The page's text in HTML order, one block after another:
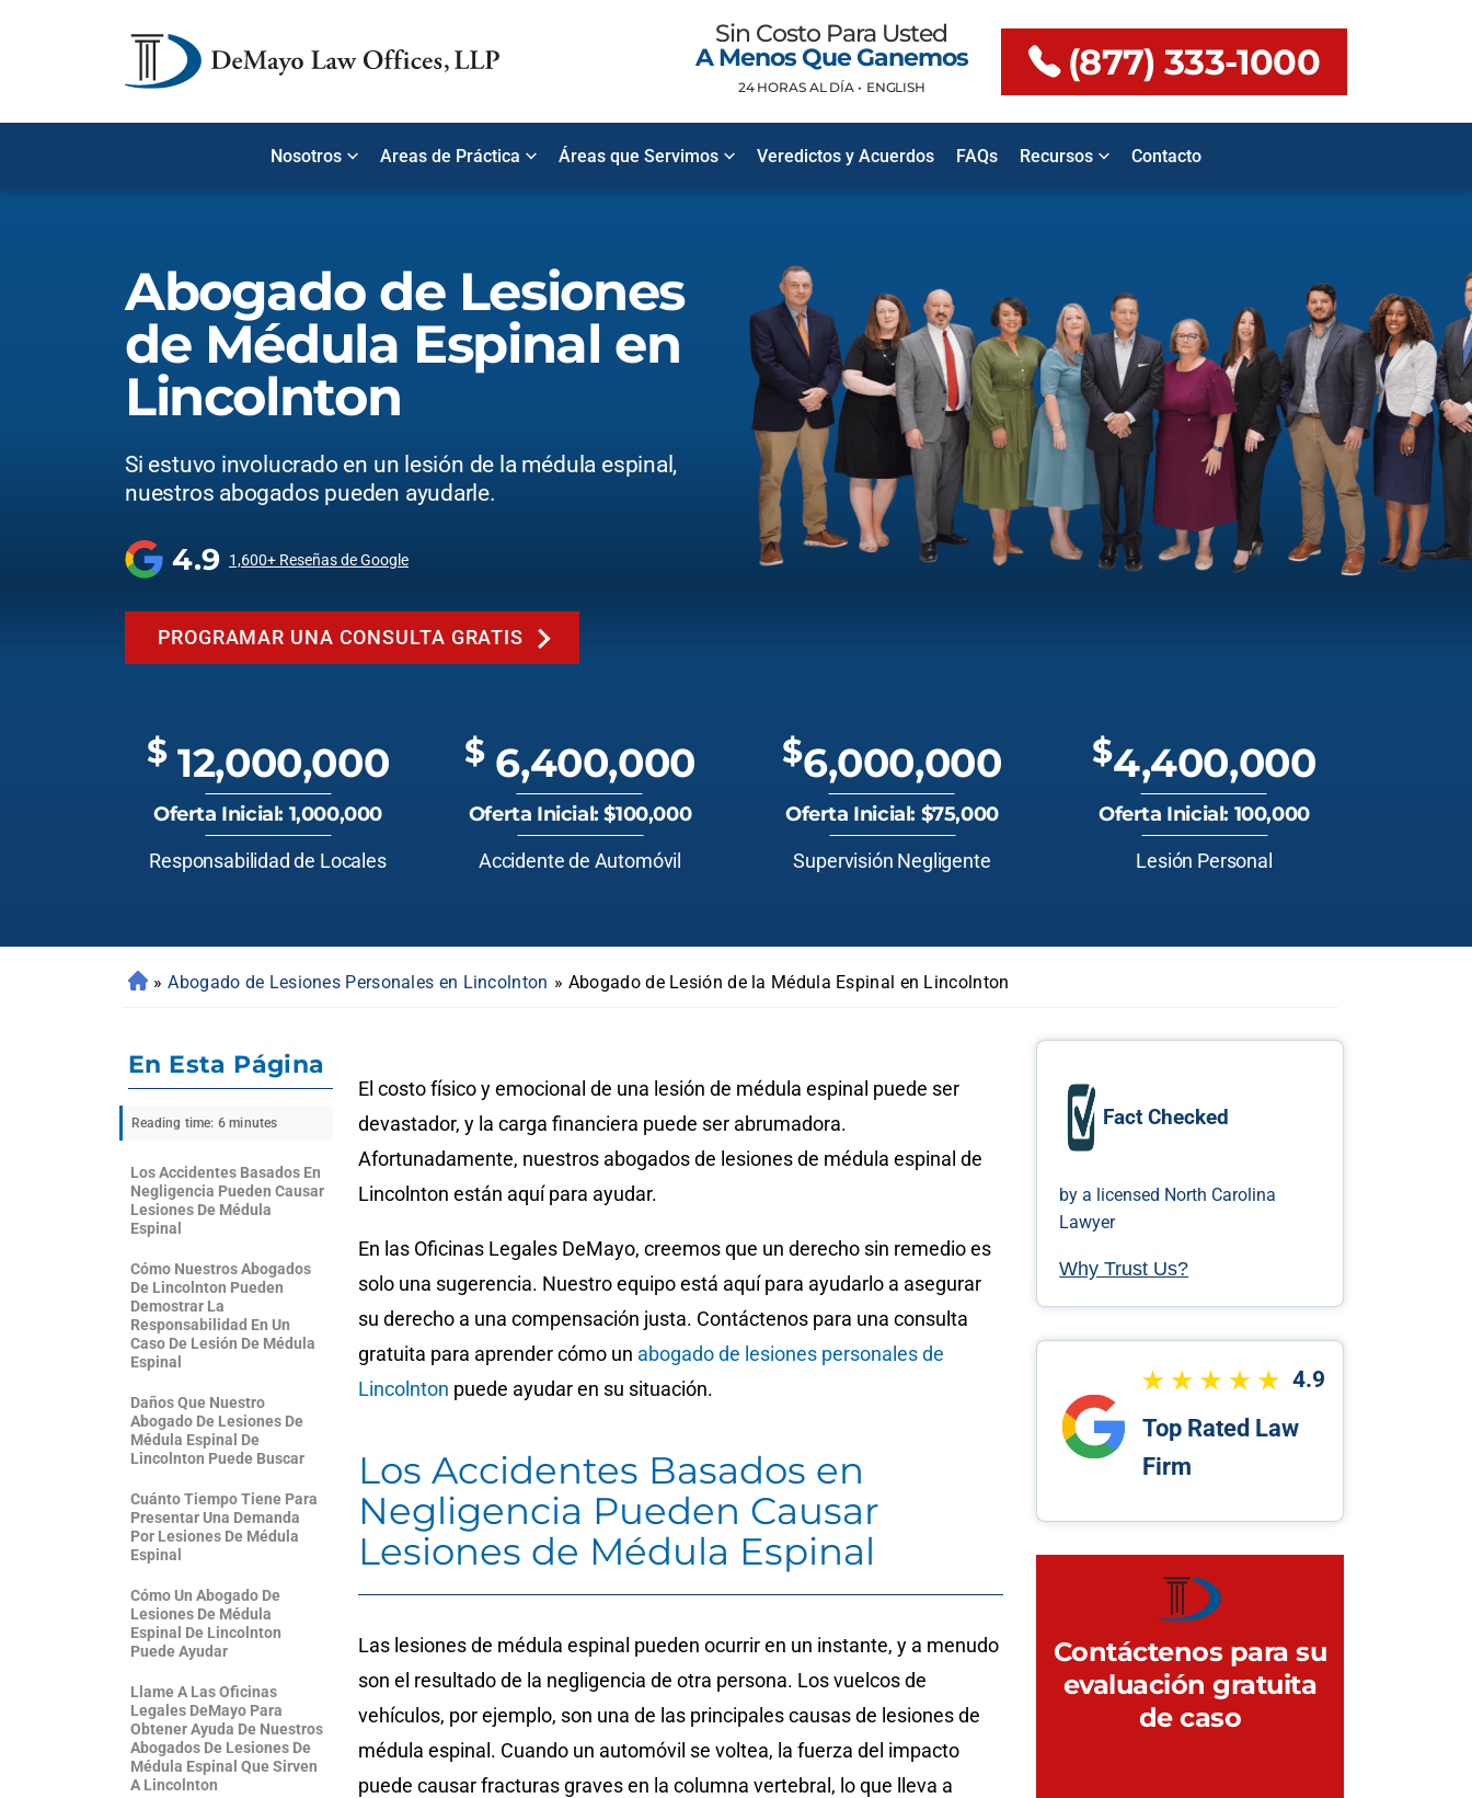
Sin Costo Para Usted
A Menos Que Ganemos
24 HORAS AL DÍA • ENGLISH
(877) 333-1000
Nosotros Areas de Práctica Áreas que Servimos Veredictos y Acuerdos FAQs Recursos Contacto
Abogado de Lesiones
de Médula Espinal en
Lincolnton
Si estuvo involucrado en un lesión de la médula espinal,
nuestros abogados pueden ayudarle.
4.9 1,600+ Reseñas de Google
PROGRAMAR UNA CONSULTA GRATIS
$12,000,000
Oferta Inicial: 1,000,000
Responsabilidad de Locales
$6,400,000
Oferta Inicial: $100,000
Accidente de Automóvil
$6,000,000
Oferta Inicial: $75,000
Supervisión Negligente
$4,400,000
Oferta Inicial: 100,000
Lesión Personal
» Abogado de Lesiones Personales en Lincolnton » Abogado de Lesión de la Médula Espinal en Lincolnton
En Esta Página
Reading time: 6 minutes
Los Accidentes Basados ​​en
Negligencia Pueden Causar
Lesiones De Médula
Espinal
Cómo Nuestros Abogados
De Lincolnton Pueden
Demostrar La
Responsabilidad En Un
Caso De Lesión De Médula
Espinal
Daños Que Nuestro
Abogado De Lesiones De
Médula Espinal De
Lincolnton Puede Buscar
Cuánto Tiempo Tiene Para
Presentar Una Demanda
Por Lesiones De Médula
Espinal
Cómo Un Abogado De
Lesiones De Médula
Espinal De Lincolnton
Puede Ayudar
Llame A Las Oficinas
Legales DeMayo Para
Obtener Ayuda De Nuestros
Abogados De Lesiones De
Médula Espinal Que Sirven
A Lincolnton
El costo físico y emocional de una lesión de médula espinal puede ser
devastador, y la carga financiera puede ser abrumadora.
Afortunadamente, nuestros abogados de lesiones de médula espinal de
Lincolnton están aquí para ayudar.
En las Oficinas Legales DeMayo, creemos que un derecho sin remedio es
solo una sugerencia. Nuestro equipo está aquí para ayudarlo a asegurar
su derecho a una compensación justa. Contáctenos para una consulta
gratuita para aprender cómo un abogado de lesiones personales de
Lincolnton puede ayudar en su situación.
Los Accidentes Basados ​​en
Negligencia Pueden Causar
Lesiones de Médula Espinal
Las lesiones de médula espinal pueden ocurrir en un instante, y a menudo
son el resultado de la negligencia de otra persona. Los vuelcos de
vehículos, por ejemplo, son una de las principales causas de lesiones de
médula espinal. Cuando un automóvil se voltea, la fuerza del impacto
puede causar fracturas graves en la columna vertebral, lo que lleva a
Fact Checked
by a licensed North Carolina
Lawyer
Why Trust Us?
4.9
Top Rated Law
Firm
Contáctenos para su
evaluación gratuita
de caso